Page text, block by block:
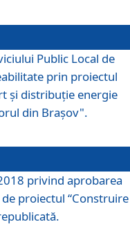
Public Local de
prin proiectul
şi distribuţie energie
din Braşov".
privind aprobarea
proiectul “Construire